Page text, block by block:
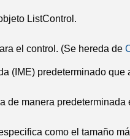
ListControl .
el control. (Se hereda de
(IME) predeterminado que
de manera predeterminada
como el tamaño